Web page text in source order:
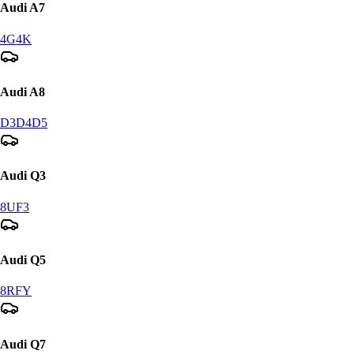
AudiA7
4G4K
Audi A8
D3D4D5
Audi Q3
8UF3
Audi Q5
8RFY
Audi Q7